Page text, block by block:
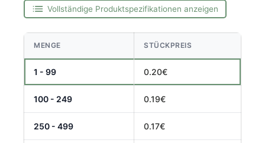
Vollständige Produktspezifikationen anzeigen
MENGE STÜCKPREIS
1 - 99 0.20€
100 - 249 0.19€
250 - 499 0.17€